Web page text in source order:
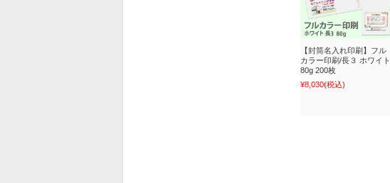
【封筒名入れ印刷】フル
カラー印刷/長３ ホワイト
80g 200枚
¥8,030(税込)